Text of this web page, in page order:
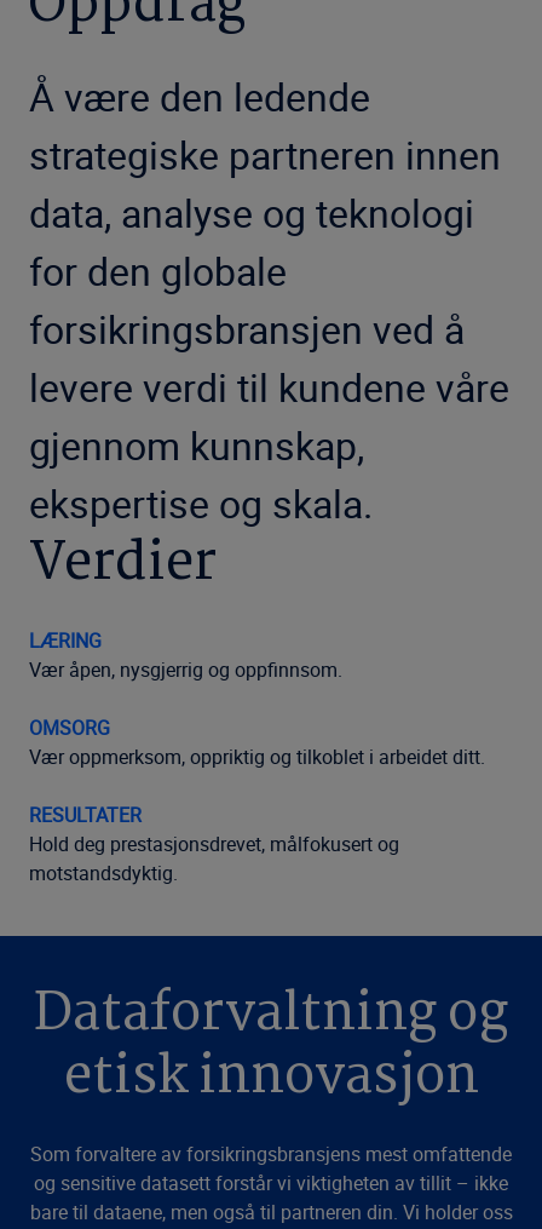
Å være den ledende
strategiske partneren innen
data, analyse og teknologi
for den globale
forsikringsbransjen ved å
levere verdi til kundene våre
gjennom kunnskap,
ekspertise og skala.
Verdier
LÆRING
Vær åpen, nysgjerrig og oppfinnsom.
OMSORG
Vær oppmerksom, oppriktig og tilkoblet i arbeidet ditt.
RESULTATER
Hold deg prestasjonsdrevet, målfokusert og
motstandsdyktig.
Dataforvaltning og
etisk innovasjon
Som forvaltere av forsikringsbransjens mest omfattende
og sensitive datasett forstår vi viktigheten av tillit – ikke
bare til dataene, men også til partneren din. Vi holder oss